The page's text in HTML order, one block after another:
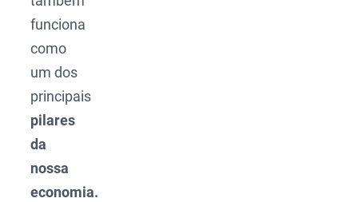
funciona
como
um dos
principais
pilares
da
nossa
economia.